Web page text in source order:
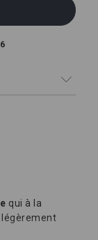
qui à la
légèrement